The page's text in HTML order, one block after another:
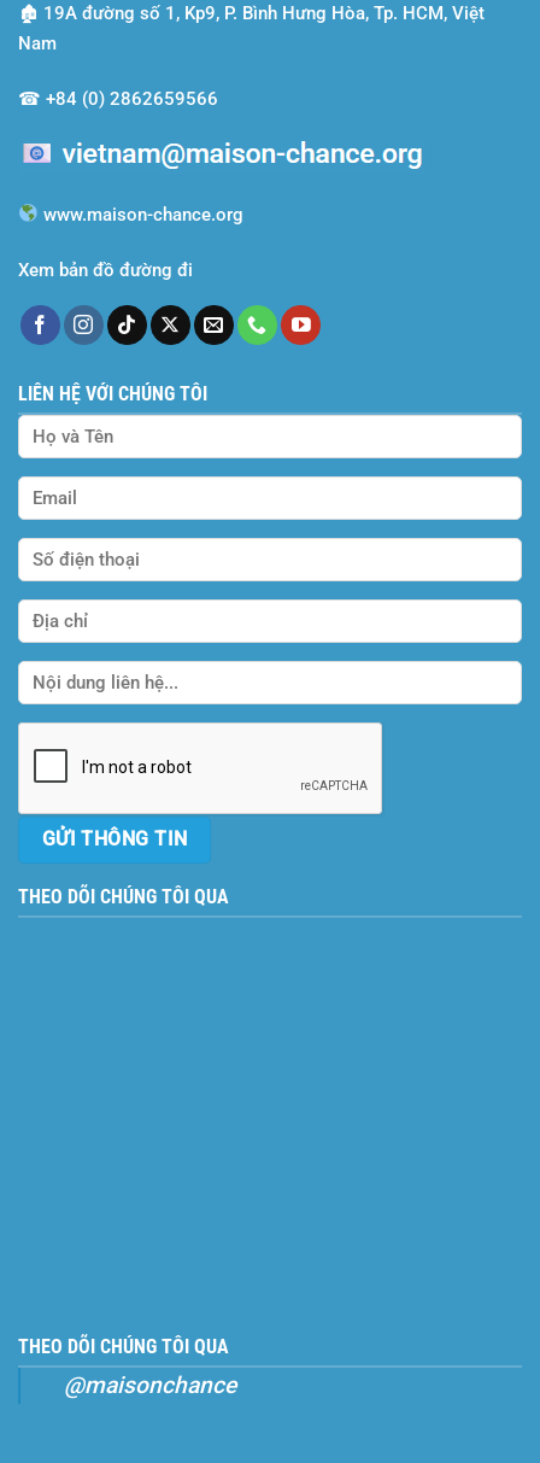
🏚 19A đường số 1, Kp9, P. Bình Hưng Hòa, Tp. HCM, Việt
Nam
☎ +84 (0) 2862659566
www.maison-chance.org
Xem bản đồ đường đi
LIÊN HỆ VỚI CHÚNG TÔI
THEO DÕI CHÚNG TÔI QUA
THEO DÕI CHÚNG TÔI QUA
@maisonchance